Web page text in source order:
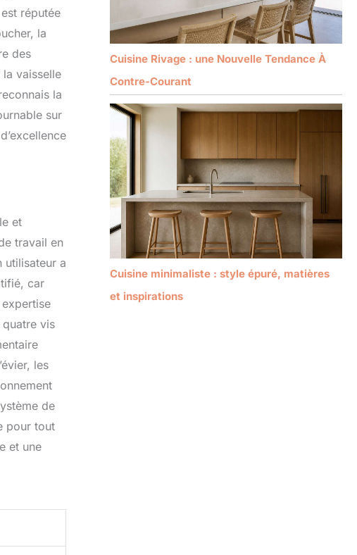
réputée
la
des
vaisselle
la
sur
et
travail en
utilisateur a
car
quatre vis
les
de
pour tout
et une
Cuisine Rivage : une Nouvelle Tendance À
Contre-Courant
Cuisine minimaliste : style épuré, matières
et inspirations